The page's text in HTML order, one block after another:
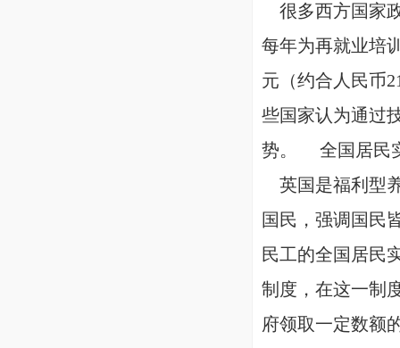
很多西方国家
每年为再就业培
元（约合人民币
些国家认为通过
势。
全国居民
英国是福利型
国民，强调国民
民工的全国居民
制度，在这一制
府领取一定数额